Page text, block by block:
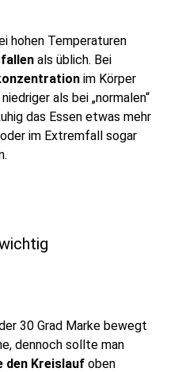
hohen Temperaturen
als üblich. Bei
im Körper
als bei „normalen“
das Essen etwas mehr
im Extremfall sogar
30 Grad Marke bewegt
dennoch sollte man
den Kreislauf oben